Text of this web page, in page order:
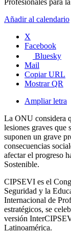
Profesionales para
Añadir al calendario
X
Facebook
Bluesky
Mail
Copiar URL
Mostrar QR
Ampliar letra
La ONU considera
lesiones graves que
suponen un grave
consecuencias
afectar el progreso
Sostenible.
CIPSEVI es el
Seguridad y la
Internacional de
estratégicos, se
versión
Latinoamérica.